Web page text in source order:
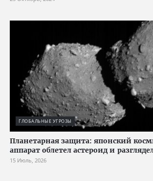
ГЛОБАЛЬНЫЕ УГРОЗЫ
Планетарная защита: японский
аппарат облетел астероид и
15 Июль, 2026